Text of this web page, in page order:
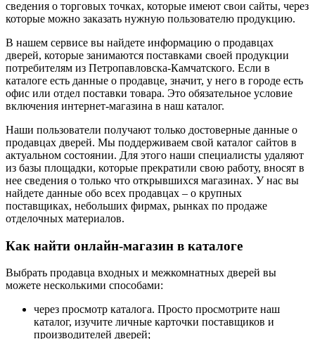
сведения о торговых точках, которые имеют свои сайты, через
которые можно заказать нужную пользователю продукцию.
В нашем сервисе вы найдете информацию о продавцах
дверей, которые занимаются поставками своей продукции
потребителям из Петропавловска-Камчатского. Если в
каталоге есть данные о продавце, значит, у него в городе есть
офис или отдел поставки товара. Это обязательное условие
включения интернет-магазина в наш каталог.
Наши пользователи получают только достоверные данные о
продавцах дверей. Мы поддерживаем свой каталог сайтов в
актуальном состоянии. Для этого наши специалисты удаляют
из базы площадки, которые прекратили свою работу, вносят в
нее сведения о только что открывшихся магазинах. У нас вы
найдете данные обо всех продавцах – о крупных
поставщиках, небольших фирмах, рынках по продаже
отделочных материалов.
Как найти онлайн-магазин в каталоге
Выбрать продавца входных и межкомнатных дверей вы
можете несколькими способами:
через просмотр каталога. Просто просмотрите наш
каталог, изучите личные карточки поставщиков и
производителей дверей;